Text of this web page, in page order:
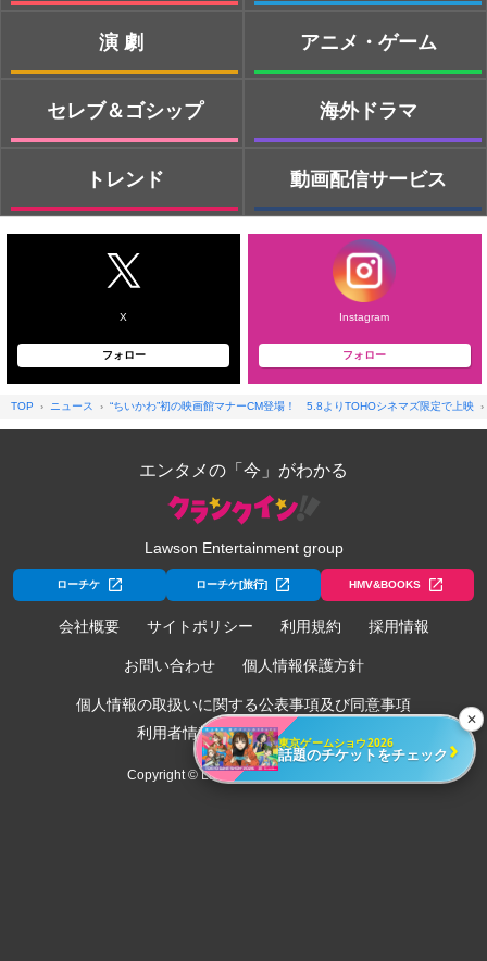
演劇
セレブ＆ゴシップ
トレンド
アニメ・ゲーム
海外ドラマ
動画配信サービス
X
フォロー
Instagram
フォロー
TOP ニュース “ちいかわ”初の映画館マナーCM登場！ 5.8よりTOHOシネマズ限定で上映
エンタメの「今」がわかる
Lawson Entertainment group
ローチケ ローチケ[旅行] HMV&BOOKS
会社概要 サイトポリシー 利用規約 採用情報
お問い合わせ 個人情報保護方針
個人情報の取扱いに関する公表事項及び同意事項
利用者情報の外部送信について
Copyright © Lawson Entertainment, Inc.
✕
東京ゲームショウ2026
話題のチケットをチェック ›